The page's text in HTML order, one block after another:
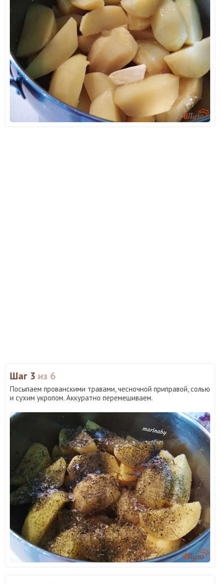
Шаг 3 из 6
Посыпаем прованскими травами, чесночной приправой, солью
и сухим укропом. Аккуратно перемешиваем.